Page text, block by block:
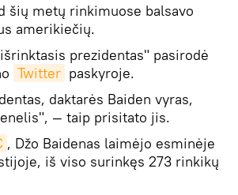
šių metų rinkimuose balsavo
amerikiečių.
prezidentas" pasirodė
Twitter paskyroje.
daktarės Baiden vyras,
— taip prisitato jis.
, Džo Baidenas laimėjo esminėje
iš viso surinkęs 273 rinkikų